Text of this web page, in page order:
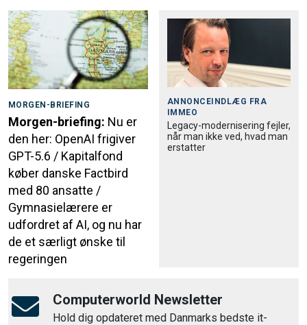
MORGEN-BRIEFING
Morgen-briefing: Nu er
den her: OpenAI frigiver
GPT-5.6 / Kapitalfond
køber danske Factbird
med 80 ansatte /
Gymnasielærere er
udfordret af AI, og nu har
de et særligt ønske til
regeringen
ANNONCEINDLÆG FRA
IMMEO
Legacy-modernisering fejler,
når man ikke ved, hvad man
erstatter
Computerworld Newsletter
Hold dig opdateret med Danmarks bedste it-